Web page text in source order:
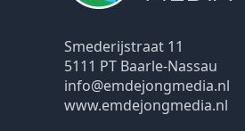
Smederijstraat 11
5111 PT Baarle-Nassau
info@emdejongmedia.nl
www.emdejongmedia.nl